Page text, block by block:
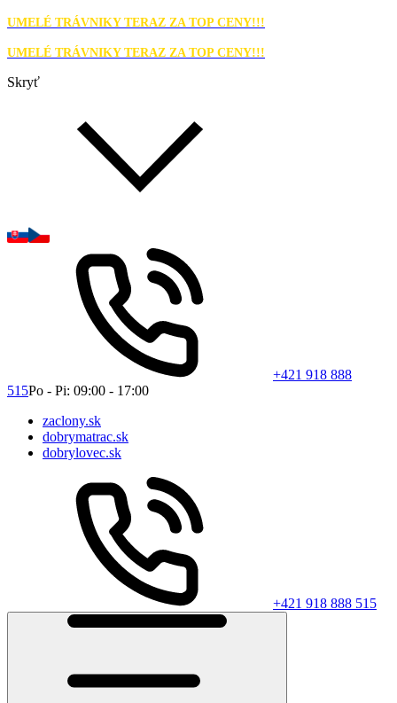
UMELÉ TRÁVNIKY TERAZ ZA TOP CENY!!!
UMELÉ TRÁVNIKY TERAZ ZA TOP CENY!!!
Skryť
+421 918 888
515Po - Pi: 09:00 - 17:00
zaclony.sk
dobrymatrac.sk
dobrylovec.sk
+421 918 888 515